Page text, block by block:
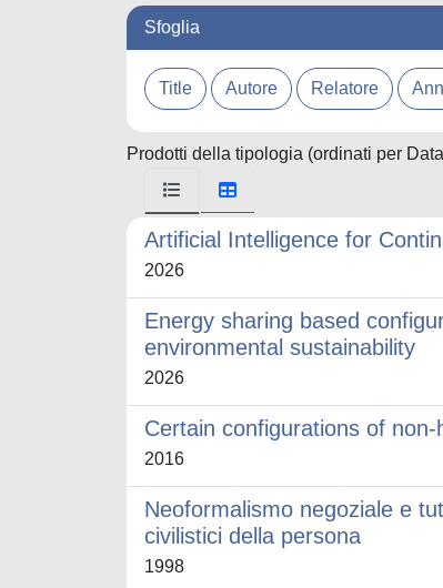
Sfoglia
Prodotti della tipologia (ordinati per
Artificial Intelligence for
2026
Energy sharing based
environmental sustainability
2026
Certain configurations of
2016
Neoformalismo negoziale e
civilistici della persona
1998